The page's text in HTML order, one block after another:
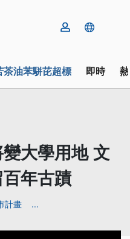
茶油苯駢芘超標 即時
大學用地 文
年古蹟
計畫 ...